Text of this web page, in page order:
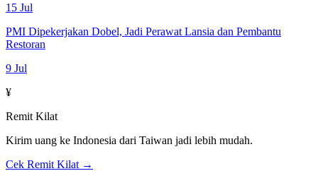
15 Jul
PMI Dipekerjakan Dobel, Jadi Perawat Lansia dan Pembantu
Restoran
9 Jul
¥
Remit Kilat
Kirim uang ke Indonesia dari Taiwan jadi lebih mudah.
Cek Remit Kilat →